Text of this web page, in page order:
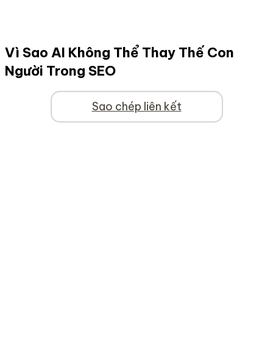
Vì Sao AI Không Thể Thay Thế Con
Người Trong SEO
Sao chép liên kết